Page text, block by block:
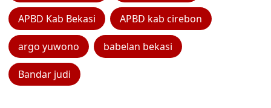
APBD Kab Bekasi APBD kab cirebon
argo yuwono babelan bekasi
Bandar judi